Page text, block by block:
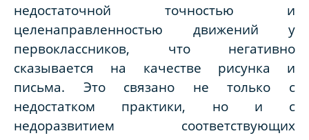
недостаточной точностью и
целенаправленностью движений у
первоклассников, что негативно
сказывается на качестве рисунка и
письма. Это связано не только с
недостатком практики, но и с
недоразвитием соответствующих